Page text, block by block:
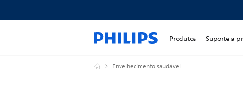
Produtos Suporte a
Envelhecimento saudável